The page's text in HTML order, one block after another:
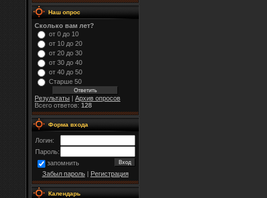
Наш опрос
Сколько вам лет?
от 0 до 10
от 10 до 20
от 20 до 30
от 30 до 40
от 40 до 50
Старше 50
Результаты
Архив опросов
Всего ответов: 128
Форма входа
Логин:
Пароль:
запомнить
Забыл пароль| Регистрация
Календарь